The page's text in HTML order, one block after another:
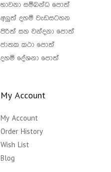
භාවනා සම්බන්ධ පොත්
අලුත් දහම් වැඩසටහන
පිරිත් සහ වන්දනා පොත්
ජාතක කථා පොත්
දහම් දේශනා පොත්
My Account
My Account
Order History
Wish List
Blog